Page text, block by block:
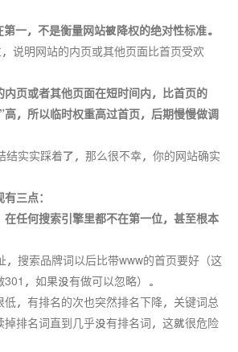
一，不是衡量网站被降权的绝对性标准。
说明网站的内页或其他页面比首页受欢
页或者其他页面在短时间内，比首页的
高，所以临时权重高过首页，后期慢慢做调
结实实踩着了，那么很不幸，你的网站确实
三点：
任何搜索引擎里都不在第一位，甚至根本
搜索品牌词以后比带www的首页要好（这
，如果没有做可以忽略）。
，有排名的次也突然排名下降，关键词总
排名词直到几乎没有排名词，这就很危险